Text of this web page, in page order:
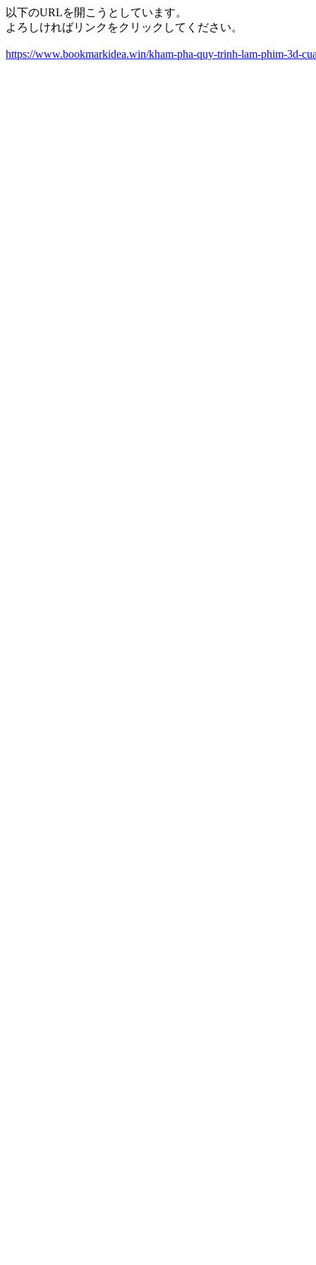
以下のURLを開こうとしています。
よろしければリンクをクリックしてください。
https://www.bookmarkidea.win/kham-pha-quy-trinh-lam-phim-3d-